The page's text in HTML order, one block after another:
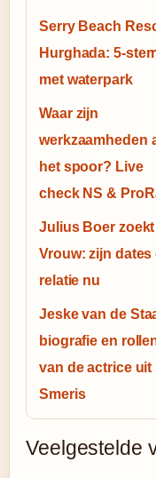
Serry Beach
Hurghada: 5-
met waterpark
Waar zijn
werkzaamheden
het spoor? Live
check NS &
Julius Boer zoekt
Vrouw: zijn dates
relatie nu
Jeske van de
biografie en
van de actrice uit
Smeris
Veelgestelde